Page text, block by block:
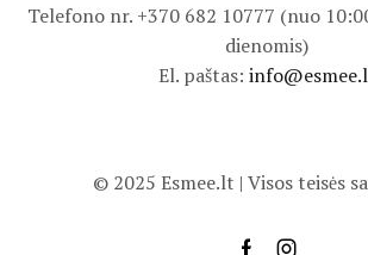
Telefono nr. +370 682 10777 (nuo
dienomis)
El. paštas:
© 2025 Esmee.lt | Visos teisės